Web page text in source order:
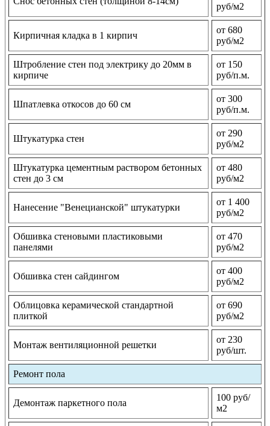
руб/м2
Кирпичная кладка в 1 кирпич
от 680
руб/м2
Штробление стен под электрику до 20мм в
кирпиче
от 150
руб/п.м.
Шпатлевка откосов до 60 см
от 300
руб/п.м.
Штукатурка стен
от 290
руб/м2
Штукатурка цементным раствором бетонных
стен до 3 см
от 480
руб/м2
Нанесение "Венецианской" штукатурки
от 1 400
руб/м2
Обшивка стеновыми пластиковыми
панелями
от 470
руб/м2
Обшивка стен сайдингом
от 400
руб/м2
Облицовка керамической стандартной
плиткой
от 690
руб/м2
Монтаж вентиляционной решетки
от 230
руб/шт.
Ремонт пола
Демонтаж паркетного пола
100 руб/
м2